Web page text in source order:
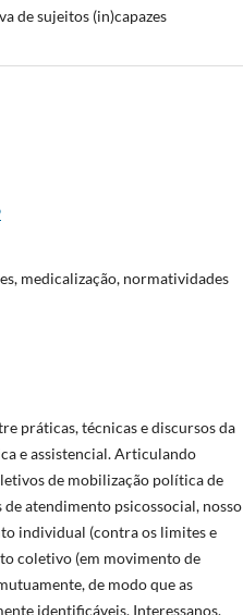
de sujeitos (in)capazes
medicalização, normatividades
práticas, técnicas e discursos da
e assistencial. Articulando
de mobilização política de
atendimento psicossocial, nosso
individual (contra os limites e
coletivo (em movimento de
de modo que as
identificáveis. Interessanos,